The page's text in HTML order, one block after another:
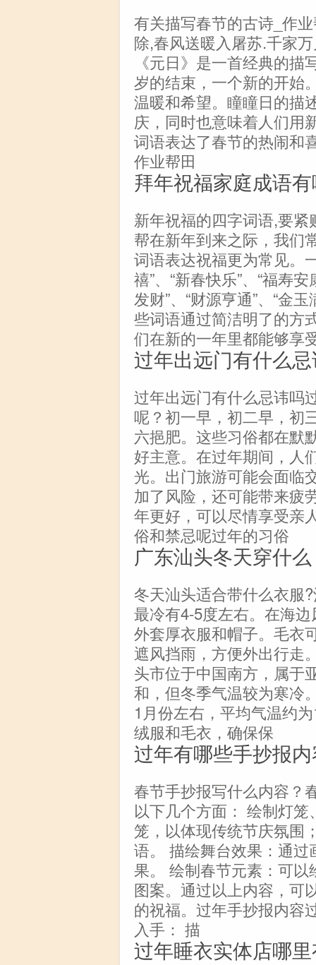
有关描写春节的古诗_作
除,春风送暖入屠苏.千家
《元日》是一首经典的
岁的结束，一个新的开始
温暖和希望。瞳瞳日的描
庆，同时也意味着人们用
词语表达了春节的热闹和
作业帮田
拜年祝福家庭成语
新年祝福的四字词语,要
帮在新年到来之际，我们
词语表达祝福更为常见。
禧”、“新春快乐”、“福寿
发财”、“财源亨通”、“金
些词语通过简洁明了的方
们在新的一年里都能够享
过年出远门有什么
过年出远门有什么忌讳吗
呢？初一早，初二早，初
六挹肥。这些习俗都在默
好主意。在过年期间，人
光。出门旅游可能会面临
加了风险，还可能带来疲
年更好，可以尽情享受亲
俗和禁忌呢过年的习俗
广东汕头冬天穿什么
冬天汕头适合带什么衣服
最冷有4-5度左右。在海
外套厚衣服和帽子。毛衣
遮风挡雨，方便外出行走
头市位于中国南方，属于
和，但冬季气温较为寒冷
1月份左右，平均气温约
绒服和毛衣，确保保
过年有哪些手抄报
春节手抄报写什么内容？
以下几个方面： 绘制灯
笼，以体现传统节庆氛围
语。 描绘舞台效果：通
果。 绘制春节元素：可
图案。通过以上内容，可
的祝福。过年手抄报内容
入手： 描
过年睡衣实体店哪